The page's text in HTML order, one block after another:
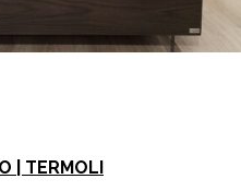
| TERMOLI